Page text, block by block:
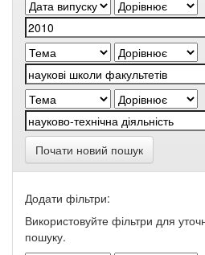
Почати новий пошук
Додати фільтри:
Використовуйте фільтри для
пошуку.